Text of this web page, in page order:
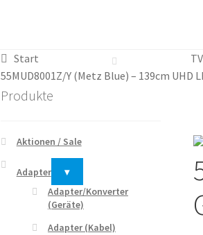
Start
55MUD8001Z/Y (Metz Blue) – 139cm UHD
Produkte
Aktionen / Sale
Adapter
▾
Adapter/Konverter
(Geräte)
Adapter (Kabel)